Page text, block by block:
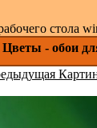
стола
Цветы - обои